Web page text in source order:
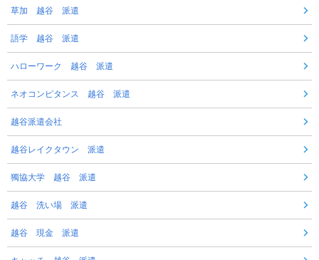
草加 越谷 派遣
語学 越谷 派遣
ハローワーク 越谷 派遣
ネオコンピタンス 越谷 派遣
越谷派遣会社
越谷レイクタウン 派遣
獨協大学 越谷 派遣
越谷 洗い場 派遣
越谷 現金 派遣